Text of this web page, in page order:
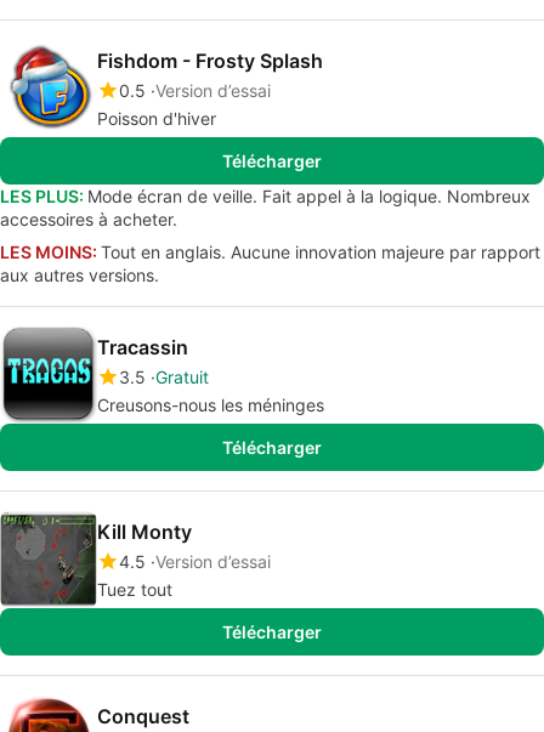
Fishdom - Frosty Splash
0.5 Version d’essai
Poisson d'hiver
Télécharger
LES PLUS: Mode écran de veille. Fait appel à la logique. Nombreux
accessoires à acheter.
LES MOINS: Tout en anglais. Aucune innovation majeure par rapport
aux autres versions.
Tracassin
3.5 Gratuit
Creusons-nous les méninges
Télécharger
Kill Monty
4.5 Version d’essai
Tuez tout
Télécharger
Conquest